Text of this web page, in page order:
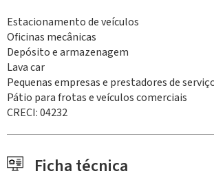
Estacionamento de veículos
Oficinas mecânicas
Depósito e armazenagem
Lava car
Pequenas empresas e prestadores de
Pátio para frotas e veículos comerciais
CRECI: 04232
Ficha técnica